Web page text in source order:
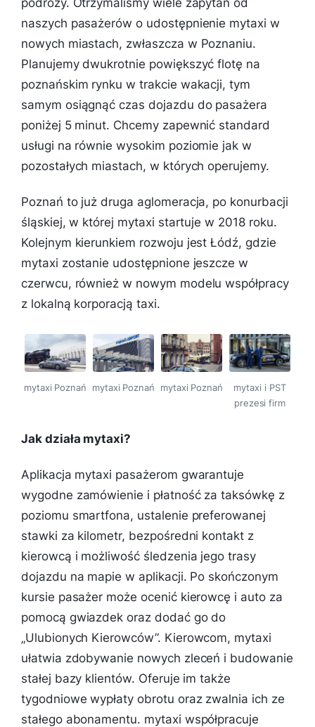
podróży. Otrzymaliśmy wiele zapytań od
naszych pasażerów o udostępnienie mytaxi w
nowych miastach, zwłaszcza w Poznaniu.
Planujemy dwukrotnie powiększyć flotę na
poznańskim rynku w trakcie wakacji, tym
samym osiągnąć czas dojazdu do pasażera
poniżej 5 minut. Chcemy zapewnić standard
usługi na równie wysokim poziomie jak w
pozostałych miastach, w których operujemy.
Poznań to już druga aglomeracja, po konurbacji
śląskiej, w której mytaxi startuje w 2018 roku.
Kolejnym kierunkiem rozwoju jest Łódź, gdzie
mytaxi zostanie udostępnione jeszcze w
czerwcu, również w nowym modelu współpracy
z lokalną korporacją taxi.
mytaxi Poznań mytaxi Poznań mytaxi Poznań
mytaxi i PST
prezesi firm
Jak działa mytaxi?
Aplikacja mytaxi pasażerom gwarantuje
wygodne zamówienie i płatność za taksówkę z
poziomu smartfona, ustalenie preferowanej
stawki za kilometr, bezpośredni kontakt z
kierowcą i możliwość śledzenia jego trasy
dojazdu na mapie w aplikacji. Po skończonym
kursie pasażer może ocenić kierowcę i auto za
pomocą gwiazdek oraz dodać go do
„Ulubionych Kierowców”. Kierowcom, mytaxi
ułatwia zdobywanie nowych zleceń i budowanie
stałej bazy klientów. Oferuje im także
tygodniowe wypłaty obrotu oraz zwalnia ich ze
stałego abonamentu. mytaxi współpracuje